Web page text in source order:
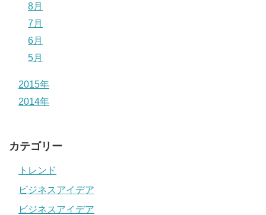
8月
7月
6月
5月
2015年
2014年
カテゴリー
トレンド
ビジネスアイデア
ビジネスアイデア